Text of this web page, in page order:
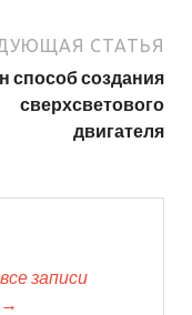
СТАТЬЯ
способ создания
сверхсветового
двигателя
записи
→